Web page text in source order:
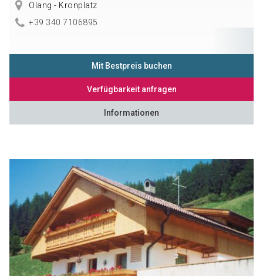
Olang - Kronplatz
+39 340 7106895
Mit Bestpreis buchen
Verfügbarkeit anfragen
Informationen